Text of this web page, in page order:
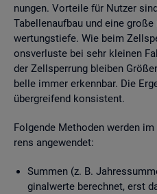
nun­gen. Vor­tei­le für Nut­zer
Ta­bel­len­auf­bau und eine
wer­tungs­tie­fe. Wie beim
ons­ver­lus­te bei sehr klei­nen
der Zell­sper­rung blei­ben
bel­le immer er­kenn­bar. Die
über­grei­fend kon­sis­tent.
Fol­gen­de Me­tho­den wer­den
rens an­ge­wen­det:
Sum­men (z. B.
gi­nal­wer­te be­rech­net, erst